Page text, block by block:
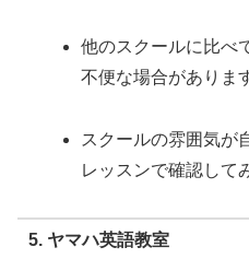
他のスクールに比べ
不便な場合がありま
スクールの雰囲気が
レッスンで確認して
5. ヤマハ英語教室